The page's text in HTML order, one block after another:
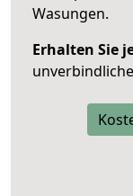
Wasungen.
Erhalten Sie